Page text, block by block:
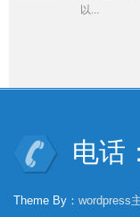
以...
电话
Theme By： wordpress